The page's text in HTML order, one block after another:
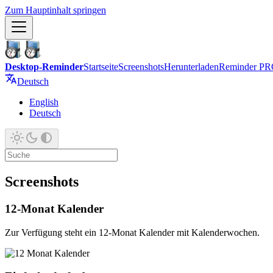
Zum Hauptinhalt springen
Desktop-ReminderStartseiteScreenshotsHerunterladenReminder
Deutsch
English
Deutsch
Screenshots
12-Monat Kalender
Zur Verfügung steht ein 12-Monat Kalender mit Kalenderwochen.